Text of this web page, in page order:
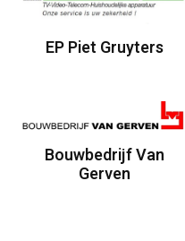
EP Piet Gruyters
Bouwbedrijf Van
Gerven